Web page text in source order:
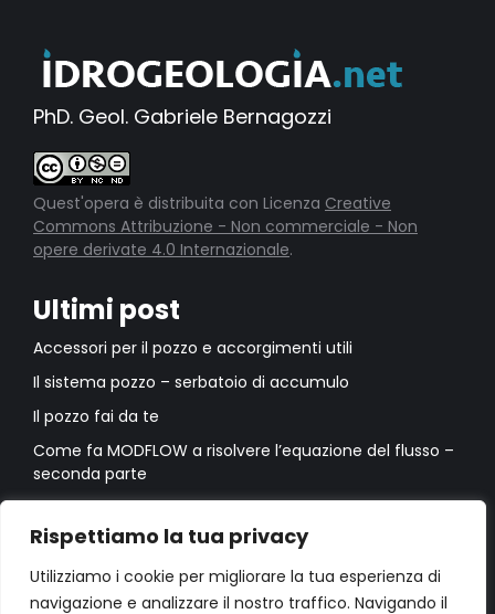
Rispettiamo la tua privacy
Utilizziamo i cookie per migliorare la tua esperienza di
navigazione e analizzare il nostro traffico. Navigando il
PhD. Geol. Gabriele Bernagozzi
Quest'opera è distribuita con Licenza Creative
Commons Attribuzione - Non commerciale - Non
opere derivate 4.0 Internazionale.
Ultimi post
Accessori per il pozzo e accorgimenti utili
Il sistema pozzo – serbatoio di accumulo
Il pozzo fai da te
Come fa MODFLOW a risolvere l’equazione del flusso –
seconda parte
prima parte